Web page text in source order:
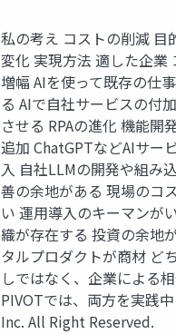
私の考え コストの削減 目
変化 実現方法 適した企業
増幅 AIを使って既存の仕
る AIで自社サービスの付
させる RPAの進化 機能開
追加 ChatGPTなどAIサー
入 自社LLMの開発や組み
善の余地がある 現場のコ
い 運用導入のキーマンが
織が存在する 投資の余地
タルプロダクトが商材 ど
しではなく、企業による相
PIVOTでは、両方を実践
Inc. All Right Reserved.